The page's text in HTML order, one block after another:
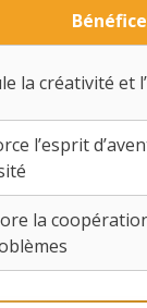
la créativité et
l’esprit
la